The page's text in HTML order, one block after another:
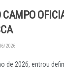
CAMPO
2026
de 2026, entrou